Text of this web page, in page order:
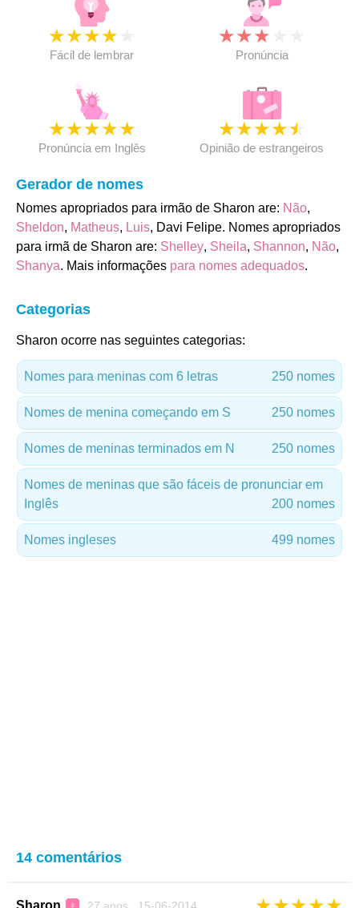
★★★★
Fácil de lembrar
★★★
Pronúncia
★★★★★
Pronúncia em Inglês
★★★★★
Opinião de estrangeiros
Gerador de nomes
Nomes apropriados para irmão de Sharon are: Não,
Sheldon, Matheus, Luis, Davi Felipe. Nomes apropriados
para irmã de Sharon are: Shelley, Sheila, Shannon, Não,
Shanya. Mais informações para nomes adequados.
Categorias
Sharon ocorre nas seguintes categorias:
Nomes para meninas com 6 letras 250 nomes
Nomes de menina começando em S 250 nomes
Nomes de meninas terminados em N 250 nomes
Nomes de meninas que são fáceis de pronunciar em
Inglês
200 nomes
Nomes ingleses 499 nomes
14 comentários
Sharon ♀